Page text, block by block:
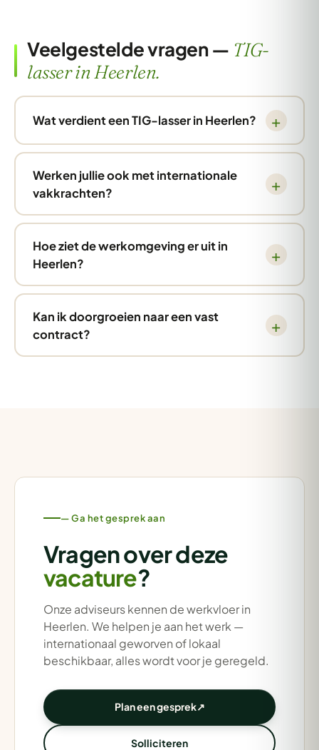
Veelgestelde vragen — TIG-
lasser in Heerlen.
Wat verdient een TIG-lasser in Heerlen?
Werken jullie ook met internationale
vakkrachten?
Hoe ziet de werkomgeving er uit in
Heerlen?
Kan ik doorgroeien naar een vast
contract?
— Ga het gesprek aan
Vragen over deze
vacature?
Onze adviseurs kennen de werkvloer in
Heerlen. We helpen je aan het werk —
internationaal geworven of lokaal
beschikbaar, alles wordt voor je geregeld.
Plan een gesprek↗
Solliciteren